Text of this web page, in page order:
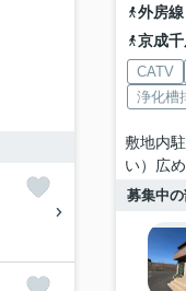
外房線
京成
CATV
浄化槽
敷地内
い）広
募集中